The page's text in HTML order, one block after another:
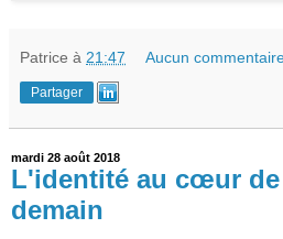
Patrice à 21:47 Aucun
Partager
mardi 28 août 2018
L'identité au cœur
demain